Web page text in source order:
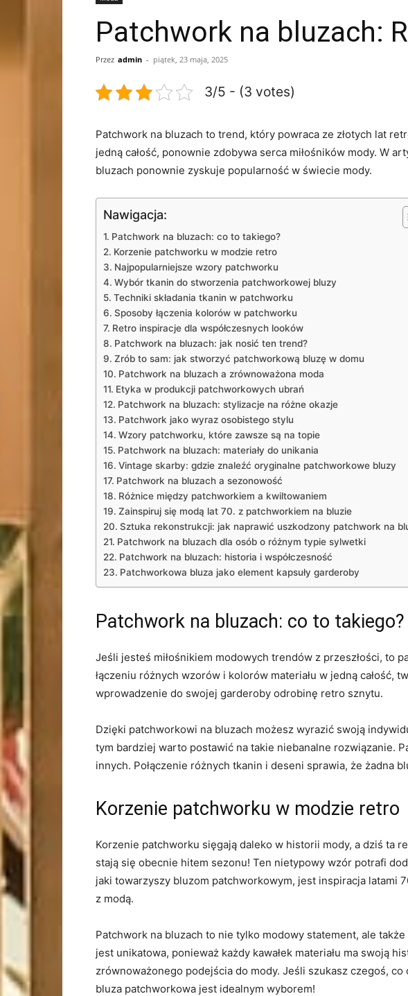
Patchwork na bluzach:
Przez admin - piątek, 23 maja, 2025
3/5 - (3 votes)
Patchwork ⁤na bluzach to trend, który powraca ze złotych lat
jedną ⁢całość, ponownie zdobywa serca miłośników mody. W⁢
bluzach ponownie zyskuje popularność w ‍świecie mody.
Nawigacja:
Patchwork na​ bluzach: co to‍ takiego?
Korzenie ​patchworku‍ w modzie retro
Najpopularniejsze‍ wzory patchworku
Wybór tkanin do⁣ stworzenia patchworkowej bluzy
Techniki składania ‍tkanin w patchworku
Sposoby łączenia⁤ kolorów w⁢ patchworku
Retro inspiracje dla ⁢współczesnych ⁢looków
Patchwork⁣ na ⁢bluzach: jak nosić ten⁤ trend?
Zrób to sam: jak stworzyć patchworkową⁢ bluzę w domu
Patchwork na ​bluzach a zrównoważona moda
Etyka w produkcji patchworkowych ubrań
Patchwork na bluzach: stylizacje⁤ na różne okazje
Patchwork⁤ jako wyraz osobistego stylu
Wzory patchworku, które zawsze są na topie
Patchwork na bluzach: ​materiały do unikania
Vintage ⁤skarby: gdzie ⁤znaleźć‍ oryginalne patchworkowe bluzy
Patchwork na bluzach a sezonowość
Różnice między patchworkiem a ​kwiltowaniem
Zainspiruj się‌ modą lat 70. z patchworkiem na bluzie
Sztuka rekonstrukcji: jak naprawić uszkodzony⁢ patchwork na
Patchwork na bluzach dla osób ⁤o różnym typie sylwetki
Patchwork na‌ bluzach: ‌historia ⁢i‍ współczesność
Patchworkowa bluza ⁤jako element kapsuły garderoby
Patchwork na​ bluzach: co to‍ takiego?
Jeśli jesteś miłośnikiem modowych trendów‍ z przeszłości, to
łączeniu różnych wzorów i kolorów materiału w jedną całość,
wprowadzenie do swojej garderoby odrobinę retro sznytu.
Dzięki patchworkowi na bluzach możesz ​wyrazić swoją
tym bardziej warto postawić ⁢na takie ⁤niebanalne rozwiązanie.
innych. Połączenie ‍różnych tkanin i ⁤deseni​ sprawia, że żadna
Korzenie ​patchworku‍ w modzie retro
Korzenie patchworku sięgają‌ daleko w historii mody, a dziś ta
stają​ się obecnie hitem sezonu! Ten nietypowy wzór potrafi
jaki towarzyszy bluzom patchworkowym, jest inspiracja latami⁤
z modą.
Patchwork‌ na bluzach to nie tylko modowy statement, ale
jest⁤ unikatowa, ponieważ każdy kawałek materiału ma swoją
zrównoważonego ⁤podejścia ‍do ‍mody. Jeśli‌ szukasz czegoś,
bluza patchworkowa jest idealnym wyborem!